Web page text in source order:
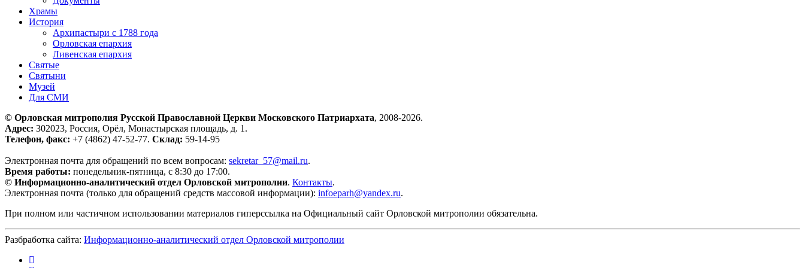
Храмы
История
Архипастыри с 1788 года
Орловская епархия
Ливенская епархия
Святые
Святыни
Музей
Для СМИ
© Орловская митрополия Русской Православной Церкви Московского Патриархата, 2008-2026.
Адрес: 302023, Россия, Орёл, Монастырская площадь, д. 1.
Телефон, факс: +7 (4862) 47-52-77. Склад: 59-14-95
Электронная почта для обращений по всем вопросам: sekretar_57@mail.ru.
Время работы: понедельник-пятница, с 8:30 до 17:00.
© Информационно-аналитический отдел Орловской митрополии. Контакты.
Электронная почта (только для обращений средств массовой информации): infoeparh@yandex.ru.
При полном или частичном использовании материалов гиперссылка на Официальный сайт Орловской митрополии обязательна.
Разбработка сайта: Информационно-аналитический отдел Орловской митрополии